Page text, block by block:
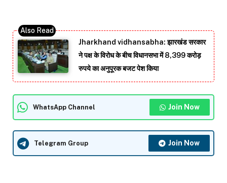
Jharkhand vidhansabha: झारखंड सरकार
ने पक्ष के विरोध के बीच विधानसभा में 8,399 करोड़
रुपये का अनुपूरक बजट पेश किया
WhatsApp Channel Join Now
Telegram Group Join Now